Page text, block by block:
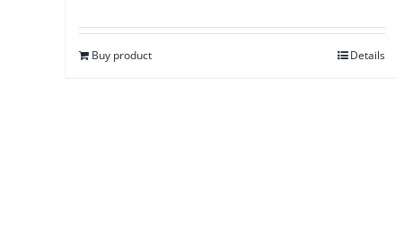
Buy product Details